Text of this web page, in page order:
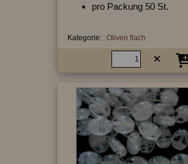
pro Packung 50 St.
Kategorie: Oliven flach